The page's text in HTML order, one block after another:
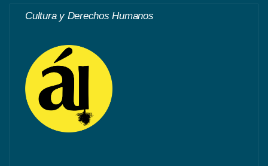
Cultura y Derechos Humanos